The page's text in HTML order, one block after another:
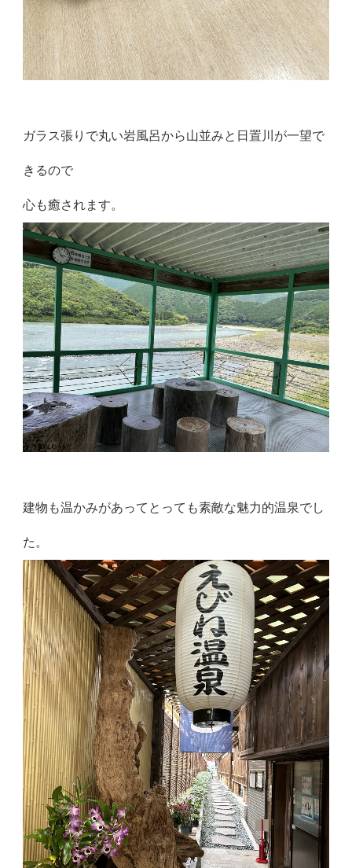
ガラス張りで丸い岩風呂から山並みと日置川が一望で
きるので
心も癒されます。
建物も温かみがあってとっても素敵な魅力的温泉でし
た。